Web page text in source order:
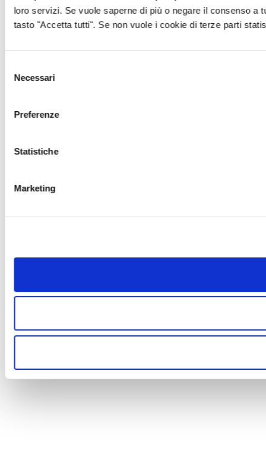
loro servizi. Se vuole saperne di più o negare il consenso a
tasto "Accetta tutti". Se non vuole i cookie di terze parti
delNecessari
Preferenze
Statistiche
Marketing